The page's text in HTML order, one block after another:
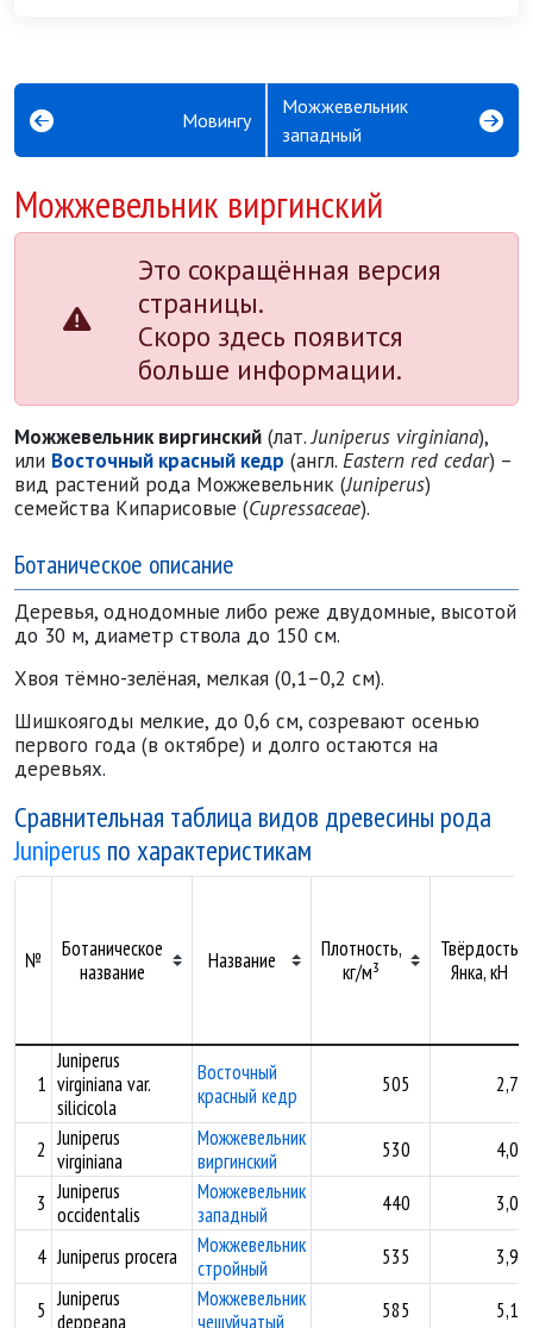
Мовингу
Можжевельник
западный
Можжевельник виргинский
Это сокращённая версия
страницы.
Скоро здесь появится
больше информации.
Можжевельник виргинский (лат.Juniperus virginiana),
или Восточный красный кедр (англ. Eastern red cedar) –
вид растений рода Можжевельник (Juniperus)
семейства Кипарисовые (Cupressaceae).
Ботаническое описание
Деревья, однодомные либо реже двудомные, высотой
до 30 м, диаметр ствола до 150 см.
Хвоя тёмно-зелёная, мелкая (0,1–0,2 см).
Шишкоягоды мелкие, до 0,6 см, созревают осенью
первого года (в октябре) и долго остаются на
деревьях.
Сравнительная таблица видов древесины рода
Juniperus по характеристикам
№
Ботаническое
название
Название
Плотность,
кг/м³
Твёрдость
Янка, кН
1
Juniperus
virginiana var.
silicicola
Восточный
красный кедр
505 2,71
2 Juniperus
virginiana
Можжевельник
виргинский
530 4,00
3 Juniperus
occidentalis
Можжевельник
западный
440 3,00
4 Juniperus procera
Можжевельник
стройный
535 3,96
5 Juniperus
deppeana
Можжевельник
чешуйчатый
585 5,16